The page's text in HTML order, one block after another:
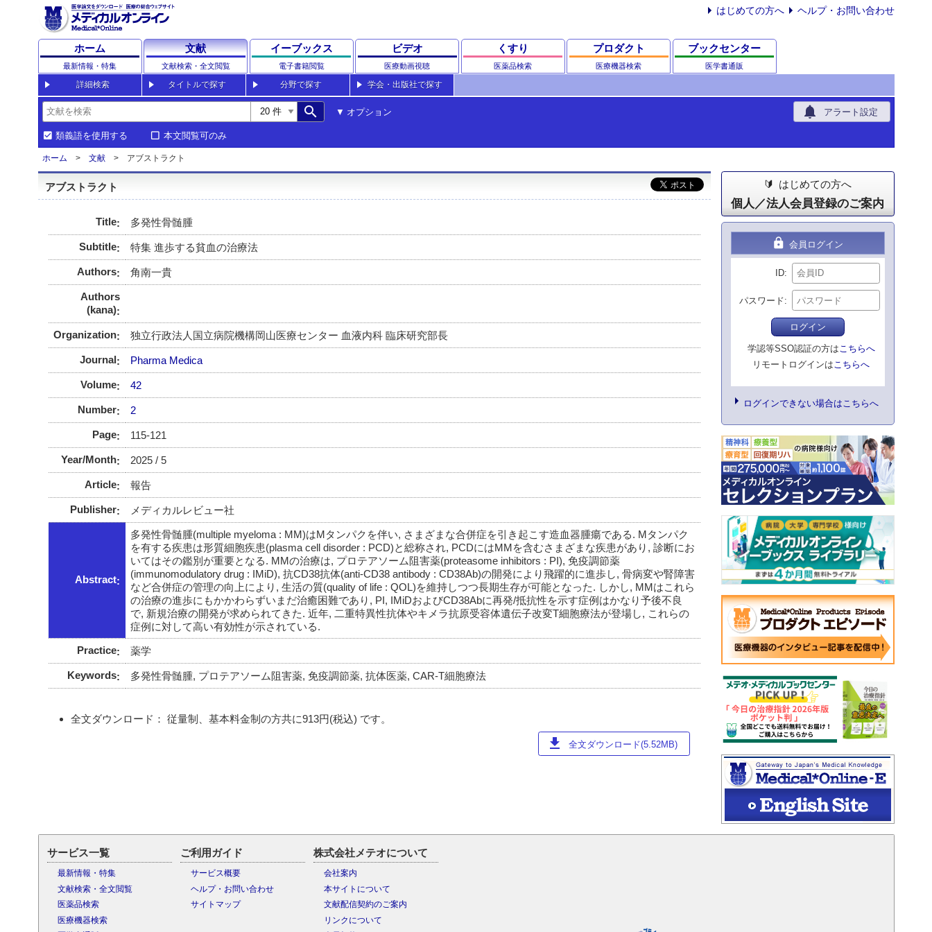
はじめての方へ ヘルプ・お問い合わせ
ホーム
最新情報・特集
文献
文献検索・全文閲覧
イーブックス
電子書籍閲覧
ビデオ
医療動画視聴
くすり
医薬品検索
プロダクト
医療機器検索
ブックセンター
医学書通販
詳細検索 タイトルで探す 分野で探す 学会・出版社で探す
search オプション notifications アラート設定
類義語を使用する 本文閲覧可のみ
ホーム 文献 アブストラクト
アブストラクト
Title 多発性骨髄腫
Subtitle 特集 進歩する貧血の治療法
Authors 角南一貴
Authors
(kana)
Organization 独立行政法人国立病院機構岡山医療センター 血液内科 臨床研究部長
Journal Pharma Medica
Volume 42
Number 2
Page 115-121
Year/Month 2025 / 5
Article 報告
Publisher メディカルレビュー社
Abstract
多発性骨髄腫(multiple myeloma : MM)はMタンパクを伴い, さまざまな合併症を引き起こす造血器腫瘍である. Mタンパク
を有する疾患は形質細胞疾患(plasma cell disorder : PCD)と総称され, PCDにはMMを含むさまざまな疾患があり, 診断にお
いてはその鑑別が重要となる. MMの治療は, プロテアソーム阻害薬(proteasome inhibitors : PI), 免疫調節薬
(immunomodulatory drug : IMiD), 抗CD38抗体(anti-CD38 antibody : CD38Ab)の開発により飛躍的に進歩し, 骨病変や腎障害
など合併症の管理の向上により, 生活の質(quality of life : QOL)を維持しつつ長期生存が可能となった. しかし, MMはこれら
の治療の進歩にもかかわらずいまだ治癒困難であり, PI, IMiDおよびCD38Abに再発/抵抗性を示す症例はかなり予後不良
で, 新規治療の開発が求められてきた. 近年, 二重特異性抗体やキメラ抗原受容体遺伝子改変T細胞療法が登場し, これらの
症例に対して高い有効性が示されている.
Practice
薬学
Keywords 多発性骨髄腫, プロテアソーム阻害薬, 免疫調節薬, 抗体医薬, CAR-T細胞療法
全文ダウンロード： 従量制、基本料金制の方共に913円(税込) です。
download 全文ダウンロード(5.52MB)
はじめての方へ
個人／法人会員登録のご案内
lock 会員ログイン
ID
パスワード
ログイン
学認等SSO認証の方はこちらへ
リモートログインはこちらへ
ログインできない場合はこちらへ
サービス一覧
最新情報・特集
文献検索・全文閲覧
医薬品検索
医療機器検索
ご利用ガイド
サービス概要
ヘルプ・お問い合わせ
サイトマップ
株式会社メテオについて
会社案内
本サイトについて
文献配信契約のご案内
リンクについて